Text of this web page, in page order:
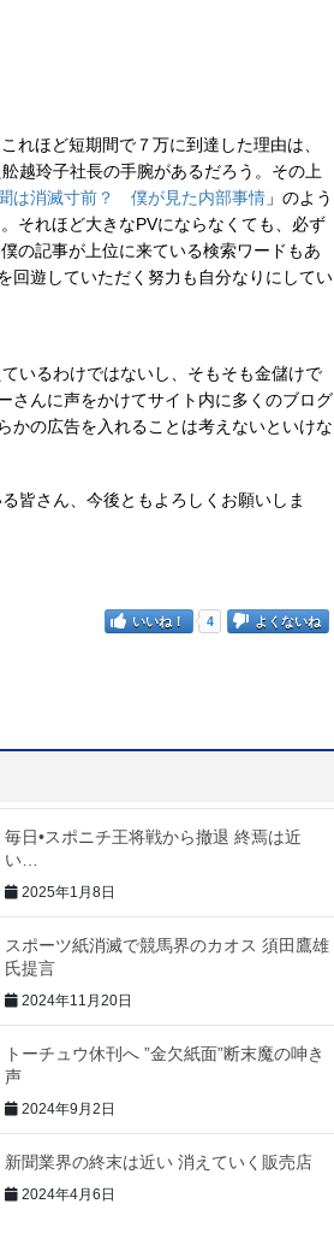
ほど短期間で７万に到達した理由は、
越玲子社長の手腕があるだろう。その上
は消滅寸前？ 僕が見た内部事情 」のよう
それほど大きなPVにならなくても、必ず
の記事が上位に来ている検索ワードもあ
回遊していただく努力も自分なりにしてい
いるわけではないし、そもそも金儲けで
さんに声をかけてサイト内に多くのブログ
かの広告を入れることは考えないといけな
皆さん、今後ともよろしくお願いしま
いいね！ 4 よくないね
毎日•スポニチ王将戦から撤退 終焉は近
い…
2025年1月8日
スポーツ紙消滅で競馬界のカオス 須田鷹雄
氏提言
2024年11月20日
トーチュウ休刊へ ”金欠紙面”断末魔の呻き
声
2024年9月2日
新聞業界の終末は近い 消えていく販売店
2024年4月6日